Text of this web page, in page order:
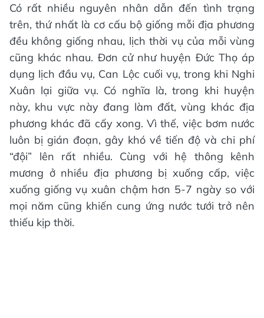
Có rất nhiều nguyên nhân dẫn đến tình trạng
trên, thứ nhất là cơ cấu bộ giống mỗi địa phương
đều không giống nhau, lịch thời vụ của mỗi vùng
cũng khác nhau. Đơn cử như huyện Đức Thọ áp
dụng lịch đầu vụ, Can Lộc cuối vụ, trong khi Nghi
Xuân lại giữa vụ. Có nghĩa là, trong khi huyện
này, khu vực này đang làm đất, vùng khác địa
phương khác đã cấy xong. Vì thế, việc bơm nước
luôn bị gián đoạn, gây khó về tiến độ và chi phí
“đội” lên rất nhiều. Cùng với hệ thông kênh
mương ở nhiều địa phương bị xuống cấp, việc
xuống giống vụ xuân chậm hơn 5-7 ngày so với
mọi năm cũng khiến cung ứng nước tưới trở nên
thiếu kịp thời.